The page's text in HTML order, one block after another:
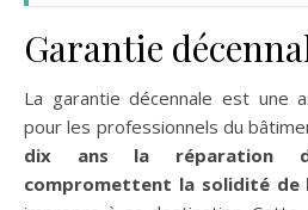
Garantie
La garantie décennale est une
pour les professionnels du
dix ans la réparation
compromettent la solidité de